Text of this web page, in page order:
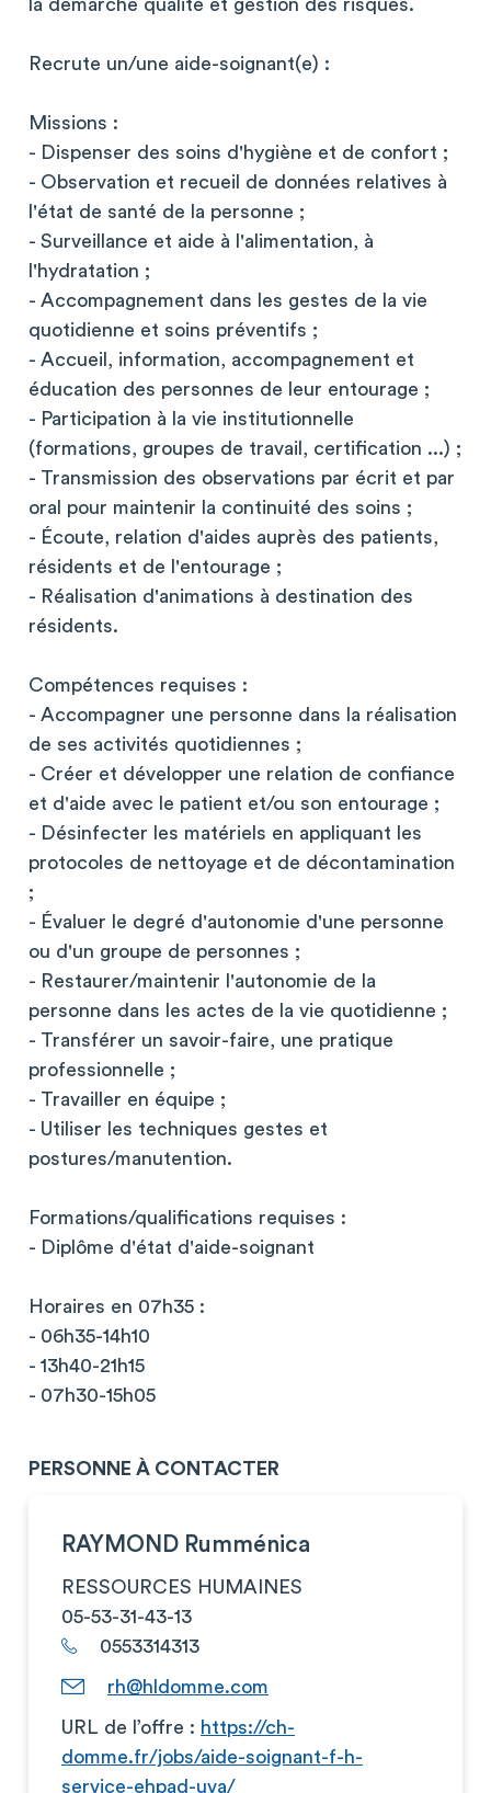
la démarche qualité et gestion des risques.
Recrute un/une aide-soignant(e) :
Missions :
- Dispenser des soins d'hygiène et de confort ;
- Observation et recueil de données relatives à
l'état de santé de la personne ;
- Surveillance et aide à l'alimentation, à
l'hydratation ;
- Accompagnement dans les gestes de la vie
quotidienne et soins préventifs ;
- Accueil, information, accompagnement et
éducation des personnes de leur entourage ;
- Participation à la vie institutionnelle
(formations, groupes de travail, certification ...) ;
- Transmission des observations par écrit et par
oral pour maintenir la continuité des soins ;
- Écoute, relation d'aides auprès des patients,
résidents et de l'entourage ;
- Réalisation d'animations à destination des
résidents.
Compétences requises :
- Accompagner une personne dans la réalisation
de ses activités quotidiennes ;
- Créer et développer une relation de confiance
et d'aide avec le patient et/ou son entourage ;
- Désinfecter les matériels en appliquant les
protocoles de nettoyage et de décontamination
;
- Évaluer le degré d'autonomie d'une personne
ou d'un groupe de personnes ;
- Restaurer/maintenir l'autonomie de la
personne dans les actes de la vie quotidienne ;
- Transférer un savoir-faire, une pratique
professionnelle ;
- Travailler en équipe ;
- Utiliser les techniques gestes et
postures/manutention.
Formations/qualifications requises :
- Diplôme d'état d'aide-soignant
Horaires en 07h35 :
- 06h35-14h10
- 13h40-21h15
- 07h30-15h05
PERSONNE À CONTACTER
RAYMOND Rumménica
RESSOURCES HUMAINES
05-53-31-43-13
0553314313
rh@hldomme.com
URL de l’offre : https://ch-
domme.fr/jobs/aide-soignant-f-h-
service-ehpad-uva/